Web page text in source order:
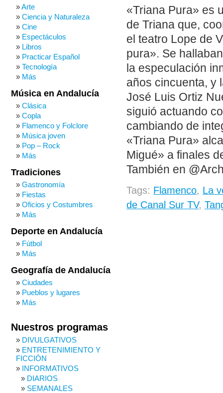
«Triana Pura» es
de Triana que,
el teatro Lope de
pura». Se
la especulación
años cincuenta, y
José Luis Ortiz
siguió actuando
cambiando de
«Triana Pura»
Migué» a finales
También en
Tags: Flamenco, La
de Canal Sur TV,
Arte
Ciencia y Naturaleza
Cine
Espectáculos
Libros
Practicar Español
Tecnología
Más
Música en Andalucía
Clásica
Copla
Flamenco y Folclore
Música joven
Pop – Rock
Más
Tradiciones
Gastronomía
Fiestas
Oficios y Costumbres
Más
Deporte en Andalucía
Fútbol
Más
Geografía de Andalucía
Ciudades
Pueblos y lugares
Más
Nuestros programas
DIVULGATIVOS
ENTRETENIMIENTO Y
FICCIÓN
INFORMATIVOS
DIARIOS
SEMANALES